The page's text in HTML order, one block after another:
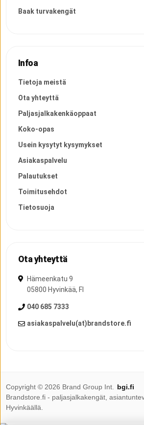
Baak turvakengät
Infoa
Tietoja meistä
Ota yhteyttä
Paljasjalkakenkäoppaat
Koko-opas
Usein kysytyt kysymykset
Asiakaspalvelu
Palautukset
Toimitusehdot
Tietosuoja
Ota yhteyttä
Hämeenkatu 9
05800 Hyvinkää, FI
040 685 7333
asiakaspalvelu(at)brandstore.fi
Copyright © 2026 Brand Group Int.
bgi.fi
Brandstore.fi - paljasjalkakengät,
Hyvinkäällä.